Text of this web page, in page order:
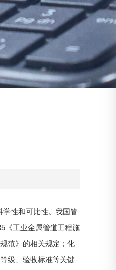
学性和可比性。我国管
《工业金属管道工程施
范》的相关规定；化
级、验收标准等关键